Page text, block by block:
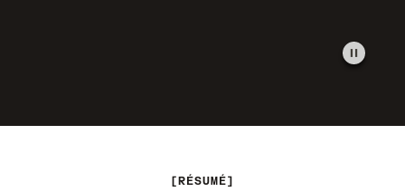
RÉSUMÉ